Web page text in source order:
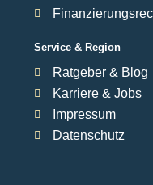
Service & Region
Ratgeber & Blog
Karriere & Jobs
Impressum
Datenschutz